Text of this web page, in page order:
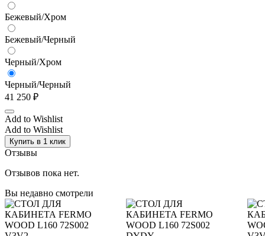
Бежевый/Хром
Бежевый/Черный
Черный/Хром
Черный/Черный
41 250 ₽
Add to Wishlist
Add to Wishlist
Купить в 1 клик
Отзывы
Отзывов пока нет.
Вы недавно смотрели